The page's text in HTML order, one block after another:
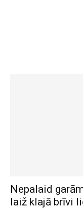
Nepalaid
laiž klajā brīvi